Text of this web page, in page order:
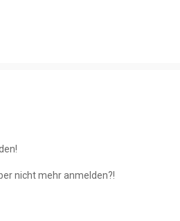
nicht mehr anmelden?!